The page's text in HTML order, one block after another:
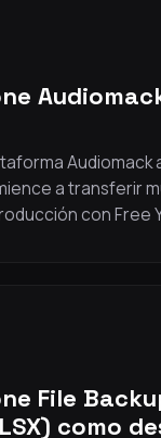
Audiomack
a transferir
con Free
File
como